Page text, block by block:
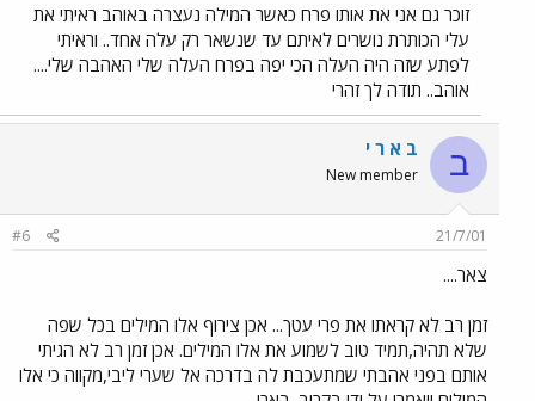
זוכר גם אני את אותו פרח כאשר המילה נעצרה באוהב ראיתי את
עלי הכותרת נושרים לאיתם עד שנשאר רק עלה אחד.. וראיתי
לפתע שזה היה העלה הכי יפה בפרח העלה שלי האהבה שלי....
אוהב.. תודה לך זהרי
ב ב א ר י
New member
21/7/01
#6
צאר....
זמן רב לא קראתו את פרי עטך... אכן צירוף אלו המילים בכל שפה
שלא תהיה,תמיד טוב לשמוע את אלו המילים. אכן זמן רב לא הגיתי
אותם בפני אהבתי שמתעכבת לה בדרכה אל שערי ליבי,מקווה כי אלו